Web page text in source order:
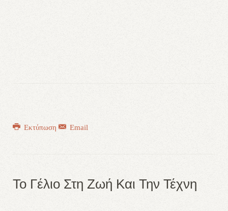
Εκτύπωση Email
Το Γέλιο Στη Ζωή Και Την Τέχνη